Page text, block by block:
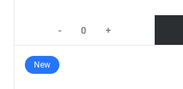
- +
New